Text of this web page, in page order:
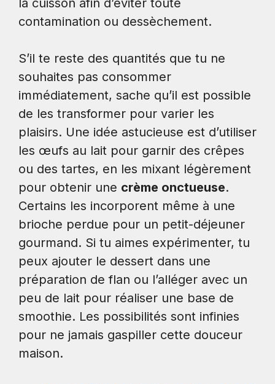
la cuisson afin d’éviter toute
contamination ou dessèchement.
S’il te reste des quantités que tu ne
souhaites pas consommer
immédiatement, sache qu’il est possible
de les transformer pour varier les
plaisirs. Une idée astucieuse est d’utiliser
les œufs au lait pour garnir des crêpes
ou des tartes, en les mixant légèrement
pour obtenir une crème onctueuse.
Certains les incorporent même à une
brioche perdue pour un petit-déjeuner
gourmand. Si tu aimes expérimenter, tu
peux ajouter le dessert dans une
préparation de flan ou l’alléger avec un
peu de lait pour réaliser une base de
smoothie. Les possibilités sont infinies
pour ne jamais gaspiller cette douceur
maison.